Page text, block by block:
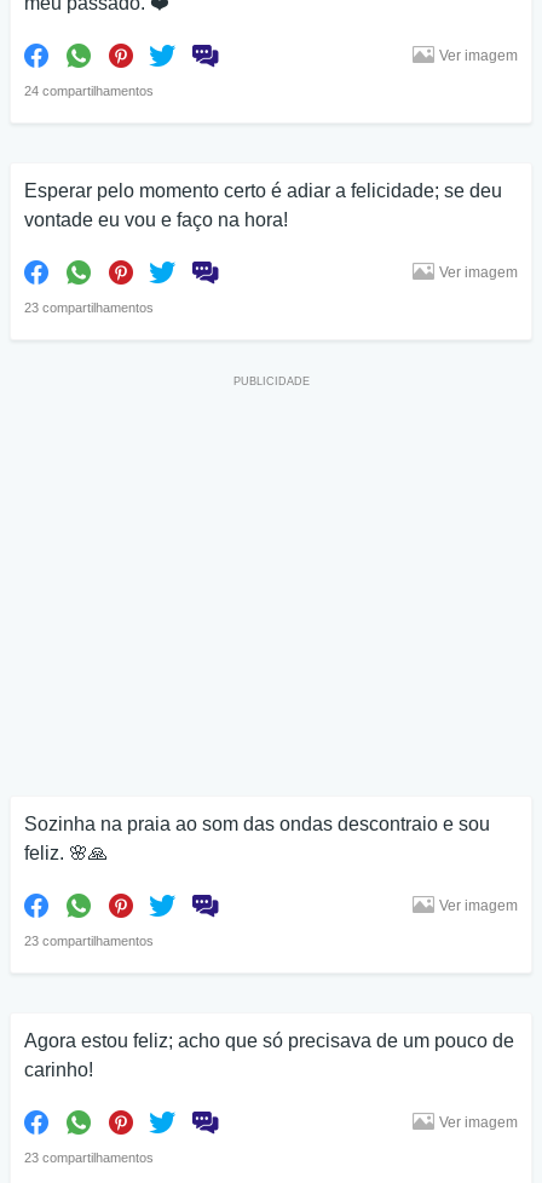
24 compartilhamentos
Ver imagem
Esperar pelo momento certo é adiar a felicidade; se deu
vontade eu vou e faço na hora!
23 compartilhamentos
Ver imagem
Sozinha na praia ao som das ondas descontraio e sou
feliz. 🌸🙏
23 compartilhamentos
Ver imagem
Agora estou feliz; acho que só precisava de um pouco de
carinho!
23 compartilhamentos
Ver imagem